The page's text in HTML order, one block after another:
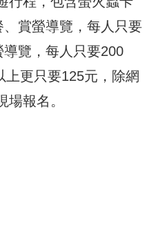
賞螢導覽，每人只要
覽，每人只要200
更只要125元，除網
報名。